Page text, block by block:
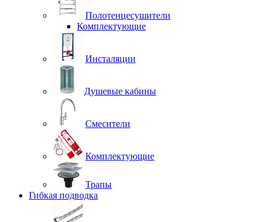
Полотенцесушители
Комплектующие
Инсталяции
Душевые кабины
Смесители
Комплектующие
Трапы
Гибкая подводка